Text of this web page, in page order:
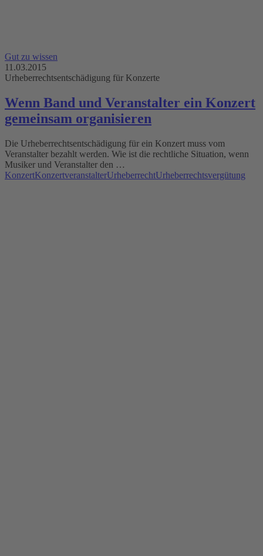
Gut zu wissen
11.03.2015
Urheberrechtsentschädigung für Konzerte
Wenn Band und Veranstalter ein Konzert
gemeinsam organisieren
Die Urheberrechtsentschädigung für ein Konzert muss vom
Veranstalter bezahlt werden. Wie ist die rechtliche Situation, wenn
Musiker und Veranstalter den …
KonzertKonzertveranstalterUrheberrechtUrheberrechtsvergütung